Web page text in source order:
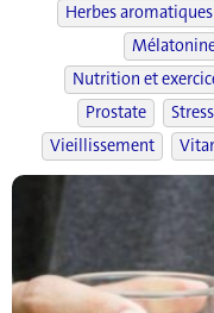
Herbes aromatiques
Nutrition et
Prostate
Vieillissement